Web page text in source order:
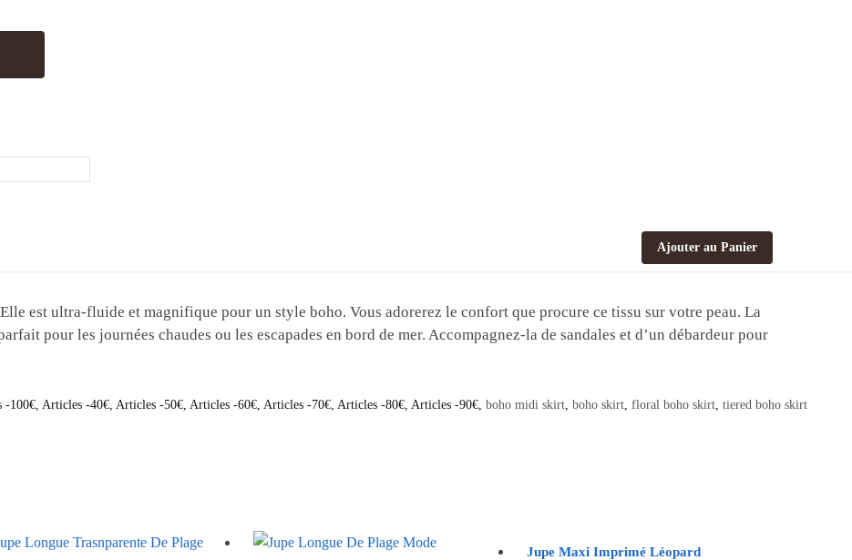
Ajouter au Panier
est ultra-fluide et magnifique pour un style boho. Vous adorerez le confort que procure ce tissu sur votre peau. La
pour les journées chaudes ou les escapades en bord de mer. Accompagnez-la de sandales et d’un débardeur pour
-100€ Articles -40€ Articles -50€ Articles -60€ Articles -70€ Articles -80€ Articles -90€ boho midi skirt boho skirt floral boho skirt tiered boho skirt
Jupe Maxi Imprimé Léopard